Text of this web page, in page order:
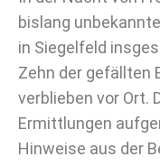
bislang
in Siegelfeld
Zehn der gefällten
verblieben vor Ort.
Ermittlungen
Hinweise aus der